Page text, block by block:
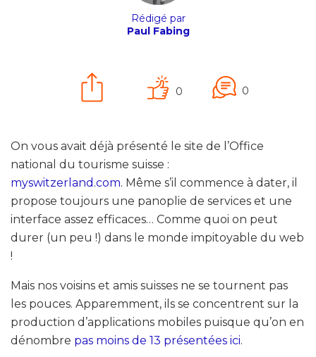
Rédigé par
Paul Fabing
0 0
On vous avait déjà présenté le site de l’Office
national du tourisme suisse :
myswitzerland.com. Même s’il commence à dater, il
propose toujours une panoplie de services et une
interface assez efficaces… Comme quoi on peut
durer (un peu !) dans le monde impitoyable du web
!
Mais nos voisins et amis suisses ne se tournent pas
les pouces. Apparemment, ils se concentrent sur la
production d’applications mobiles puisque qu’on en
dénombre pas moins de 13 présentées ici.